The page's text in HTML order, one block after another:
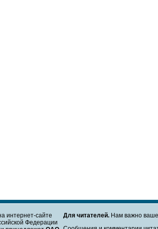
интернет-сайте
Федерации
Для читателей. Нам важно